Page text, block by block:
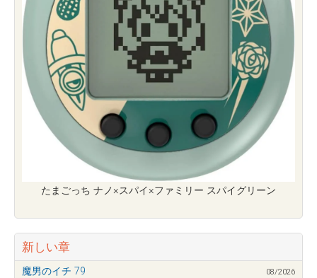
たまごっち ナノ×スパイ×ファミリー スパイグリーン
新しい章
魔男のイチ 79 08/2026